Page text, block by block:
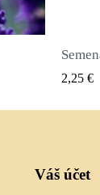
2,50 €
Váš účet